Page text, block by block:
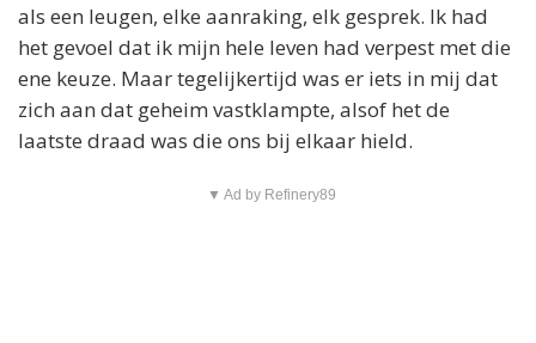
als een leugen, elke aanraking, elk gesprek. Ik had
het gevoel dat ik mijn hele leven had verpest met die
ene keuze. Maar tegelijkertijd was er iets in mij dat
zich aan dat geheim vastklampte, alsof het de
laatste draad was die ons bij elkaar hield.
▼ Ad by Refinery89